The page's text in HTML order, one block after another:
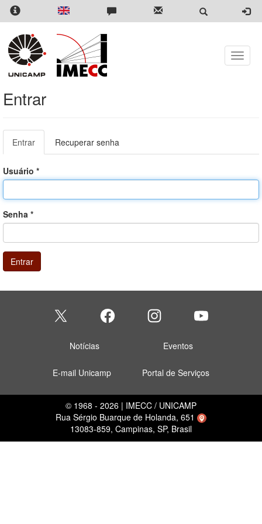
Pular
para
conteúdo
principal
Toggle
Entrar
Abas
primárias
Entrar
ativa)
Recuperar senha
Usuário *
Senha *
Entrar
Notícias Eventos
E-mail Unicamp Portal de Serviços
© 1968 - 2026 | IMECC / UNICAMP
Rua Sérgio Buarque de Holanda, 651
13083-859, Campinas, SP, Brasil